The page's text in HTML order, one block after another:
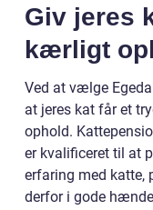
Giv jeres
kærligt
Ved at vælge
at jeres kat får et
ophold.
er kvalificeret til at
erfaring med katte,
derfor i gode